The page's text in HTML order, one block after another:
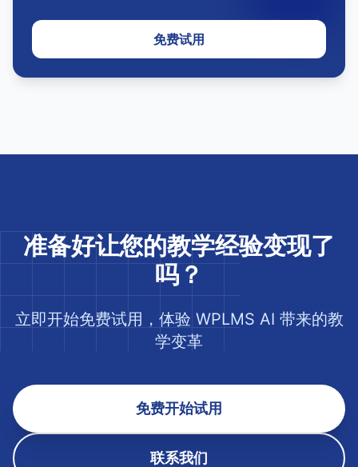
免费试用
准备好让您的教学经验变现了
吗？
立即开始免费试用，体验 WPLMS AI 带来的教
学变革
免费开始试用
联系我们